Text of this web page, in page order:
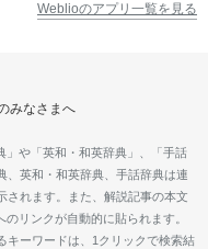
Weblioのアプリ一覧を見る
みなさまへ
」や「英和・和英辞典」、「手話
、英和・和英辞典、手話辞典は連
されます。また、解説記事の本文
リンクが自動的に貼られます。
キーワードは、1クリックで検索結